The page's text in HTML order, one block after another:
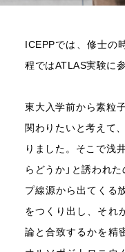
ICEPPでは、修士の
程ではATLAS実験に
東大入学前から素粒
関わりたいと考えて
りました。そこで浅
らどうか」と誘われ
プ線源から出てくる
をつくり出し、それ
論と合致するかを精